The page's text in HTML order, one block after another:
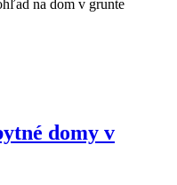
na dom v grunte
domy v